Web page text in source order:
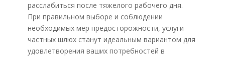
расслабиться после тяжелого рабочего дня.
При правильном выборе и соблюдении
необходимых мер предосторожности, услуги
частных шлюх станут идеальным вариантом для
удовлетворения ваших потребностей в